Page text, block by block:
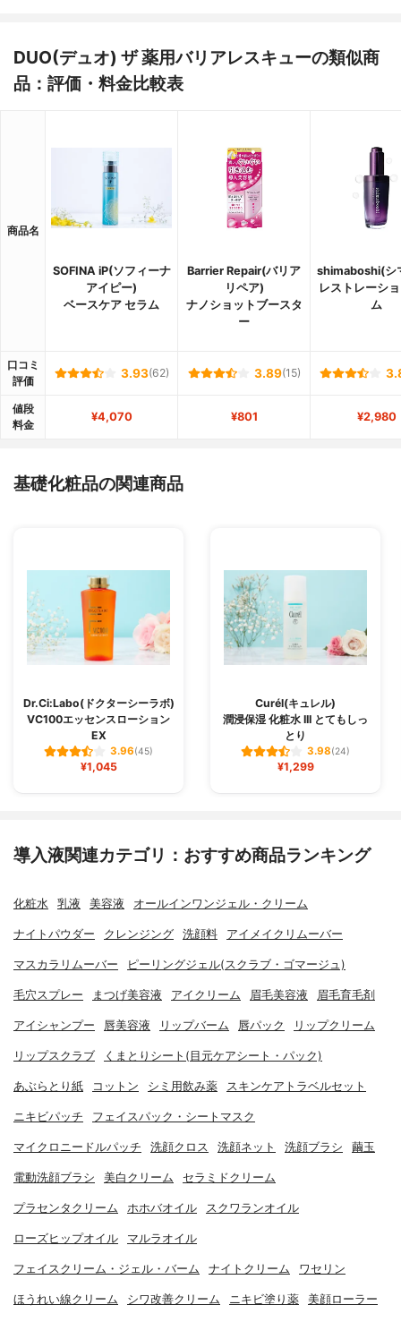
DUO(デュオ) ザ 薬用バリアレスキューの類似商
品：評価・料金比較表
商品名
SOFINA iP(ソフィーナ
アイピー)
ベースケア セラム
Barrier Repair(バリア
リペア)
ナノショットブースタ
ー
shimaboshi(シ
レストレーシ
ム
口コミ
評価
3.93(62) 3.89(15)
値段
料金
¥4,070 ¥801 ¥2,980
基礎化粧品の関連商品
Dr.Ci:Labo(ドクターシーラボ)
VC100エッセンスローション
EX
3.96(45)
¥1,045
Curél(キュレル)
潤浸保湿 化粧水 III とてもしっ
とり
3.98(24)
¥1,299
導入液関連カテゴリ：おすすめ商品ランキング
化粧水 乳液 美容液 オールインワンジェル・クリーム
ナイトパウダー クレンジング 洗顔料 アイメイクリムーバー
マスカラリムーバー ピーリングジェル(スクラブ・ゴマージュ)
毛穴スプレー まつげ美容液 アイクリーム 眉毛美容液 眉毛育毛剤
アイシャンプー 唇美容液 リップバーム 唇パック リップクリーム
リップスクラブ くまとりシート(目元ケアシート・パック)
あぶらとり紙 コットン シミ用飲み薬 スキンケアトラベルセット
ニキビパッチ フェイスパック・シートマスク
マイクロニードルパッチ 洗顔クロス 洗顔ネット 洗顔ブラシ 繭玉
電動洗顔ブラシ 美白クリーム セラミドクリーム
プラセンタクリーム ホホバオイル スクワランオイル
ローズヒップオイル マルラオイル
フェイスクリーム・ジェル・バーム ナイトクリーム ワセリン
ほうれい線クリーム シワ改善クリーム ニキビ塗り薬 美顔ローラー